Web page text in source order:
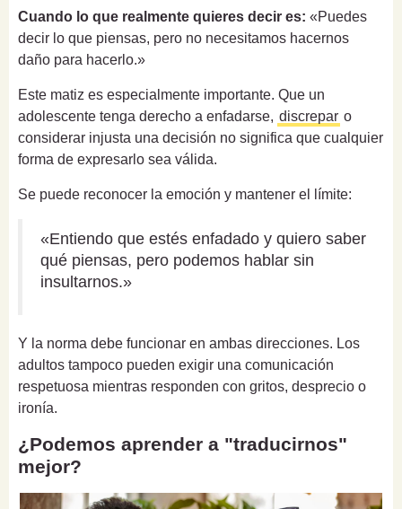
Cuando lo que realmente quieres decir es: «Puedes
decir lo que piensas, pero no necesitamos hacernos
daño para hacerlo.»
Este matiz es especialmente importante. Que un
adolescente tenga derecho a enfadarse, discrepar o
considerar injusta una decisión no significa que cualquier
forma de expresarlo sea válida.
Se puede reconocer la emoción y mantener el límite:
«Entiendo que estés enfadado y quiero saber
qué piensas, pero podemos hablar sin
insultarnos.»
Y la norma debe funcionar en ambas direcciones. Los
adultos tampoco pueden exigir una comunicación
respetuosa mientras responden con gritos, desprecio o
ironía.
¿Podemos aprender a "traducirnos"
mejor?